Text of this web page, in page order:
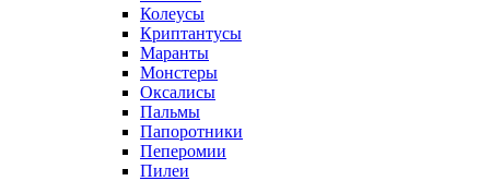
Колеусы
Криптантусы
Маранты
Монстеры
Оксалисы
Пальмы
Папоротники
Пеперомии
Пилеи